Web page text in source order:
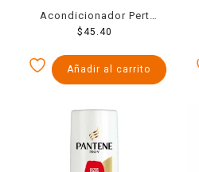
Acondicionador Pert
crecimiento y reparación
$45.40
Añadir al carrito